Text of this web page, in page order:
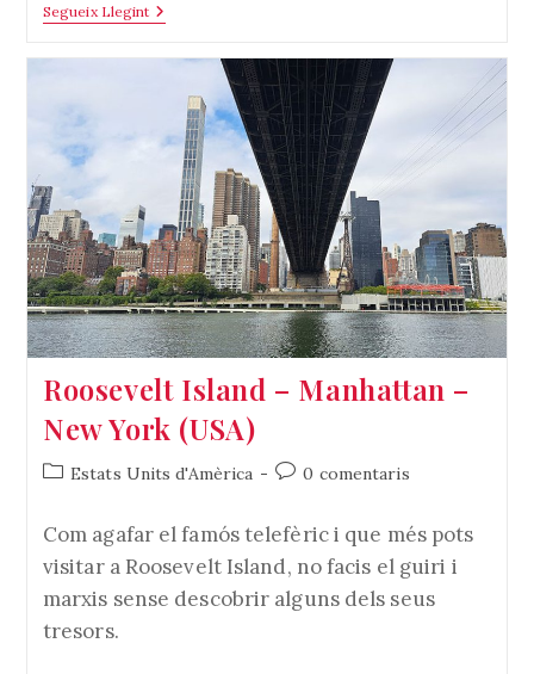
Segueix LlegintGovernors
Manhattan
York
(USA)
Roosevelt Island – Manhattan –
New York (USA)
Categoria
Estats Units d'Amèrica
Comentaris
l'entrada:
0 comentaris
Com agafar el famós telefèric i que més pots
visitar a Roosevelt Island, no facis el guiri i
marxis sense descobrir alguns dels seus
tresors.